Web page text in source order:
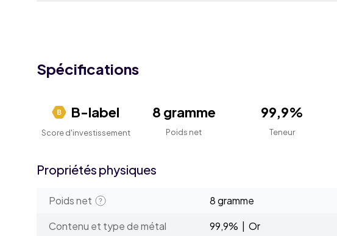
Spécifications
B-label
Score d'investissement
8 gramme
Poids net
99,9%
Teneur
Propriétés physiques
Poids net
8 gramme
Contenu et type de métal
99,9% | Or